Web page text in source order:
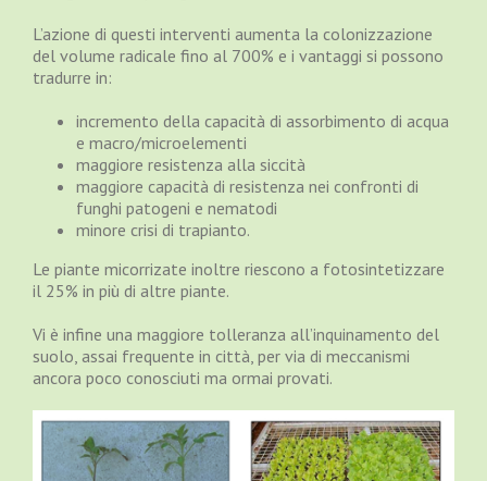
L’azione di questi interventi aumenta la colonizzazione
del volume radicale fino al 700% e i vantaggi si possono
tradurre in:
incremento della capacità di assorbimento di acqua
e macro/microelementi
maggiore resistenza alla siccità
maggiore capacità di resistenza nei confronti di
funghi patogeni e nematodi
minore crisi di trapianto.
Le piante micorrizate inoltre riescono a fotosintetizzare
il 25% in più di altre piante.
Vi è infine una maggiore tolleranza all’inquinamento del
suolo, assai frequente in città, per via di meccanismi
ancora poco conosciuti ma ormai provati.